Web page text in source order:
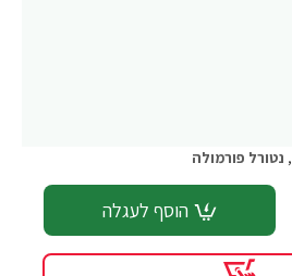
, נטורל פורמולה
הוסף לעגלה